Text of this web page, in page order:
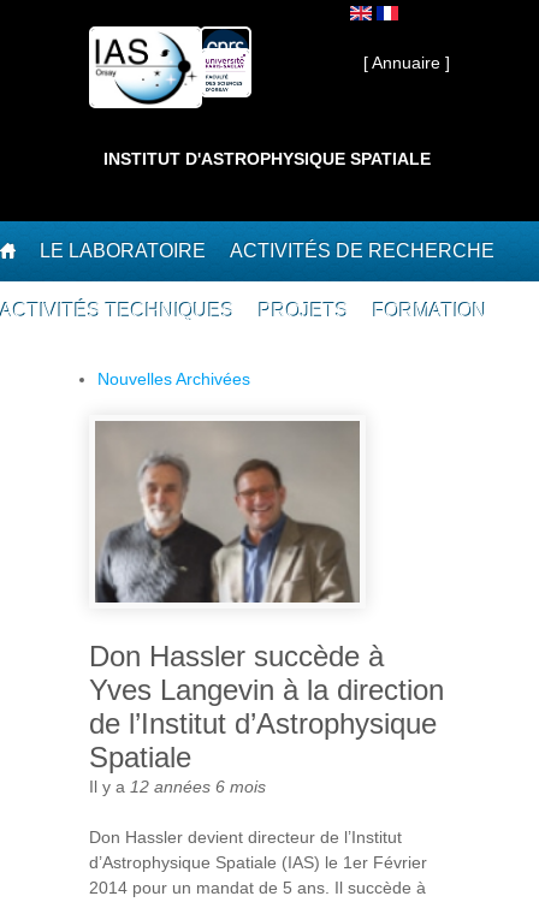
Interne ]
[ Annuaire ]
INSTITUT D'ASTROPHYSIQUE SPATIALE
LE LABORATOIRE ACTIVITÉS DE RECHERCHE
ACTIVITÉS TECHNIQUES PROJETS FORMATION
Nouvelles Archivées
Don Hassler succède à
Yves Langevin à la direction
de l’Institut d’Astrophysique
Spatiale
Il y a 12 années 6 mois
Don Hassler devient directeur de l’Institut
d’Astrophysique Spatiale (IAS) le 1er Février
2014 pour un mandat de 5 ans. Il succède à